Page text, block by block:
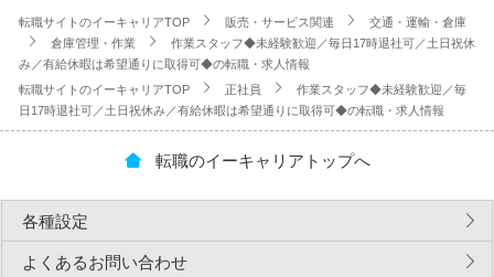
転職サイトのイーキャリアTOP 販売・サービス関連
交通・運輸・倉庫
倉庫管理・作業
作業スタッフ◆未経験歓迎／毎日17時退社可／土日祝休
み／有給休暇は希望通りに取得可◆の転職・求人情報
転職サイトのイーキャリアTOP
正社員
作業スタッフ◆未経験歓迎／毎
日17時退社可／土日祝休み／有給休暇は希望通りに取得可◆の転職・求人情報
転職のイーキャリアトップへ
各種設定
よくあるお問い合わせ